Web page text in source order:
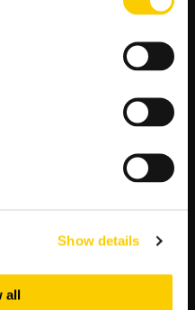
Show details
all
grającymi w
Znajomość stadionu
Czesi znani są z
i Przewidywań
w połączeniu ze